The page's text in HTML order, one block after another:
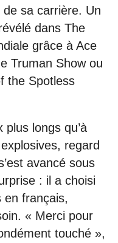
de sa carrière. Un
dans The
grâce à Ace
Truman Show ou
the Spotless
longs qu’à
regard
avancé sous
: il a choisi
en français,
« Merci pour
touché »,